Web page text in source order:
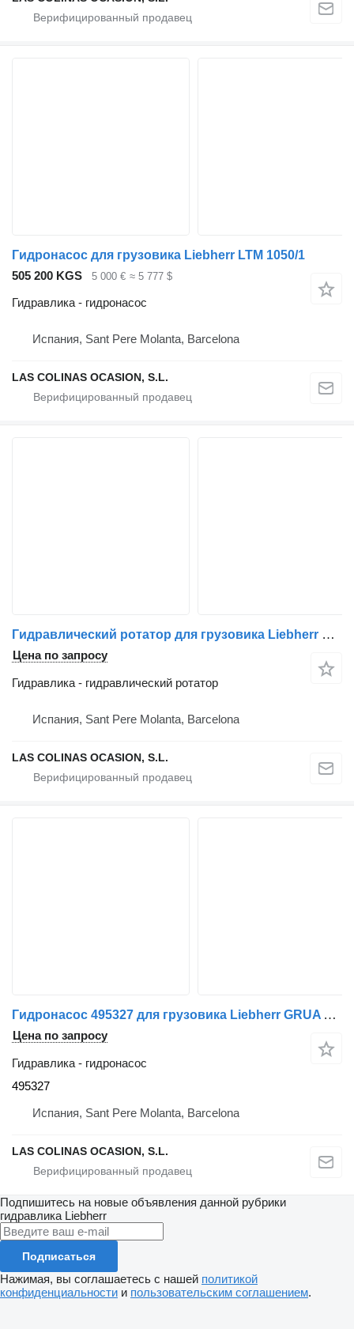
Гидронасос для грузовика Liebherr LTM 1050/1
505 200 KGS
5 000 € ≈ 5 777 $
Гидравлика - гидронасос
Испания, Sant Pere Molanta, Barcelona
LAS COLINAS OCASION, S.L.
Гидравлический ротатор для грузовика Liebherr GRUA AUTOPROPULSADA
Цена по запросу
Гидравлика - гидравлический ротатор
Испания, Sant Pere Molanta, Barcelona
LAS COLINAS OCASION, S.L.
Гидронасос 495327 для грузовика Liebherr GRUA AUTOPROPULSADA
Цена по запросу
Гидравлика - гидронасос
495327
Испания, Sant Pere Molanta, Barcelona
LAS COLINAS OCASION, S.L.
Подпишитесь на новые объявления данной рубрики
гидравлика Liebherr
Подписаться
Нажимая, вы соглашаетесь с нашей политикой
конфиденциальности и пользовательским соглашением.